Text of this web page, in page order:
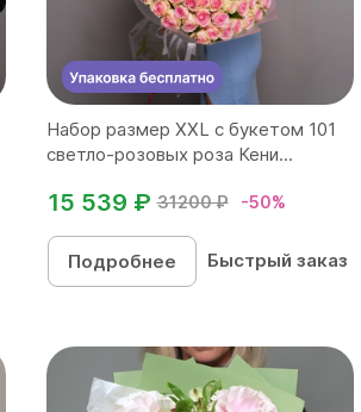
Набор размер ХХL с букетом 101
светло-розовых роза Кени...
31200 ₽ -50%
15 539 ₽
Подробнее Быстрый заказ